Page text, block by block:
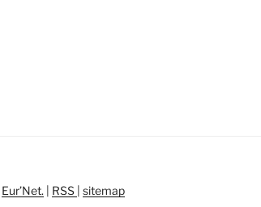
Eur’Net. RSS |sitemap